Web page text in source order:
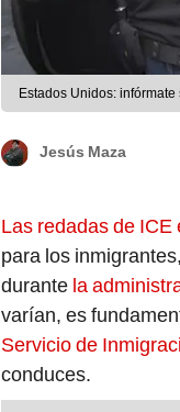
Estados Unidos:
Jesús Maza
Las redadas de
para los
durante la
varían, es
Servicio de
conduces.